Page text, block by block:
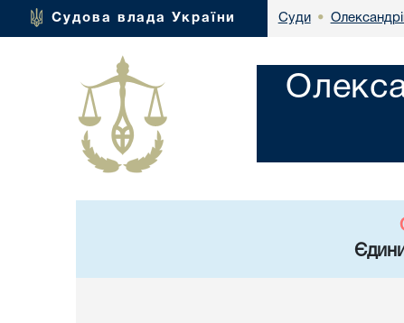
Судова влада України Суди •